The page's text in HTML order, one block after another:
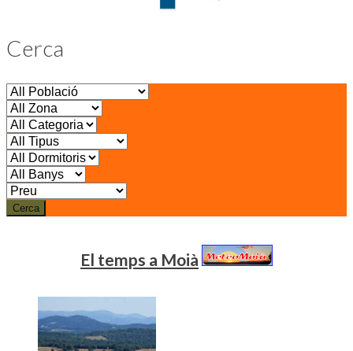
Cerca
Cerca
El temps a Moià